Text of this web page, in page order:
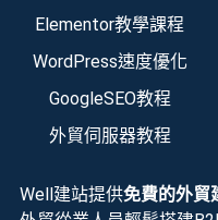
Elementor教學課程
WordPress速度優化
GoogleSEO教程
外貿伺服器教程
Well建站提供免費的外貿